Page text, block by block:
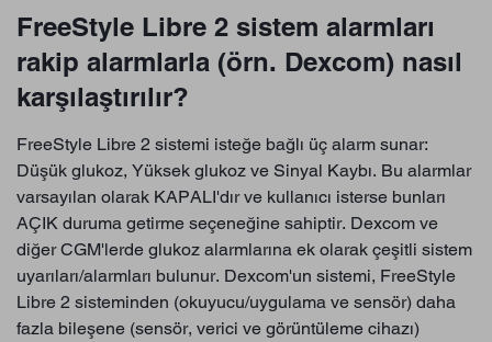
FreeStyle Libre 2 sistem alarmları
rakip alarmlarla (örn. Dexcom) nasıl
karşılaştırılır?
FreeStyle Libre 2 sistemi isteğe bağlı üç alarm sunar:
Düşük glukoz, Yüksek glukoz ve Sinyal Kaybı. Bu alarmlar
varsayılan olarak KAPALI'dır ve kullanıcı isterse bunları
AÇIK duruma getirme seçeneğine sahiptir. Dexcom ve
diğer CGM'lerde glukoz alarmlarına ek olarak çeşitli sistem
uyarıları/alarmları bulunur. Dexcom'un sistemi, FreeStyle
Libre 2 sisteminden (okuyucu/uygulama ve sensör) daha
fazla bileşene (sensör, verici ve görüntüleme cihazı)